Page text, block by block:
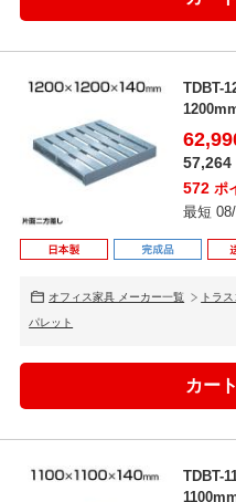
TDBT-
57,264
572 ポ
最短
オフィス家具 メーカー一覧 トラ
パレット
TDBT-